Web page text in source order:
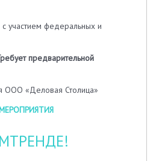
участием федеральных и
предварительной
ООО «Деловая Столица»